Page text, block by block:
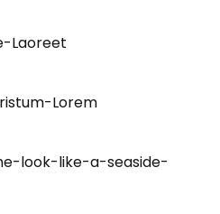
Laoreet
Lorem
look-like-a-seaside-